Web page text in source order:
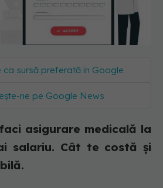
ca sursă preferată în Google
ne pe Google News
asigurare medicală la
salariu. Cât te costă și